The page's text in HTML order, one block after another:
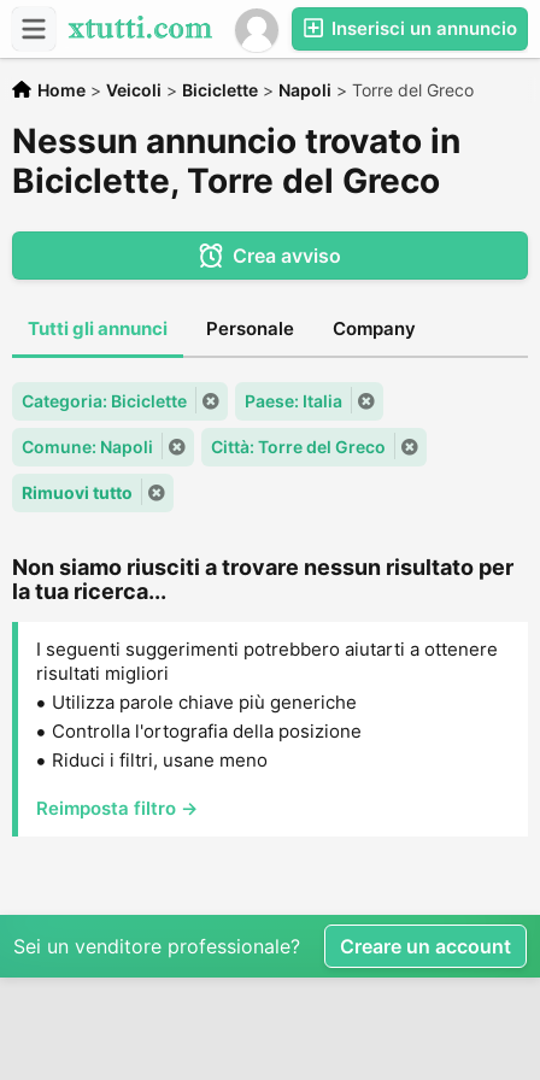
Inserisci un annuncio
Home > Veicoli > Biciclette > Napoli > Torre del Greco
Nessun annuncio trovato in
Biciclette, Torre del Greco
Crea avviso
Tutti gli annunci Personale Company
Categoria: Biciclette Paese: Italia
Comune: Napoli Città: Torre del Greco
Rimuovi tutto
Non siamo riusciti a trovare nessun risultato per
la tua ricerca...
I seguenti suggerimenti potrebbero aiutarti a ottenere
risultati migliori
Utilizza parole chiave più generiche
Controlla l'ortografia della posizione
Riduci i filtri, usane meno
Reimposta filtro →
Sei un venditore professionale? Creare un account